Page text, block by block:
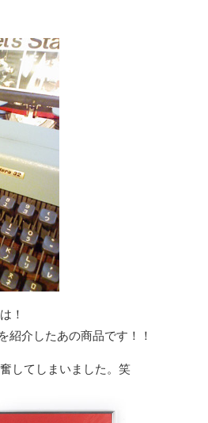
！
紹介したあの商品です！！
してしまいました。笑